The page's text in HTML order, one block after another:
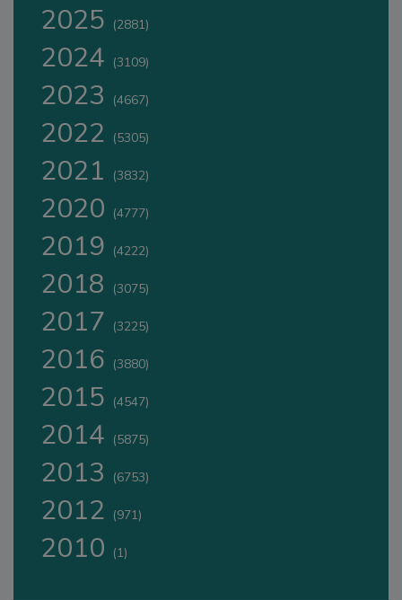
2025 (2881)
2024 (3109)
2023 (4667)
2022 (5305)
2021 (3832)
2020 (4777)
2019 (4222)
2018 (3075)
2017 (3225)
2016 (3880)
2015 (4547)
2014 (5875)
2013 (6753)
2012 (971)
2010 (1)